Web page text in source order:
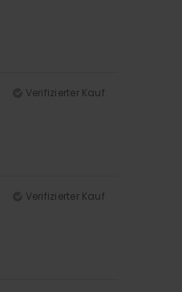
Verifizierter Kauf
Verifizierter Kauf